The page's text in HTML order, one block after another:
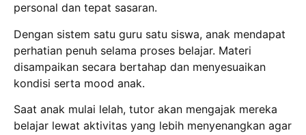
personal dan tepat sasaran.
Dengan sistem satu guru satu siswa, anak mendapat
perhatian penuh selama proses belajar. Materi
disampaikan secara bertahap dan menyesuaikan
kondisi serta mood anak.
Saat anak mulai lelah, tutor akan mengajak mereka
belajar lewat aktivitas yang lebih menyenangkan agar